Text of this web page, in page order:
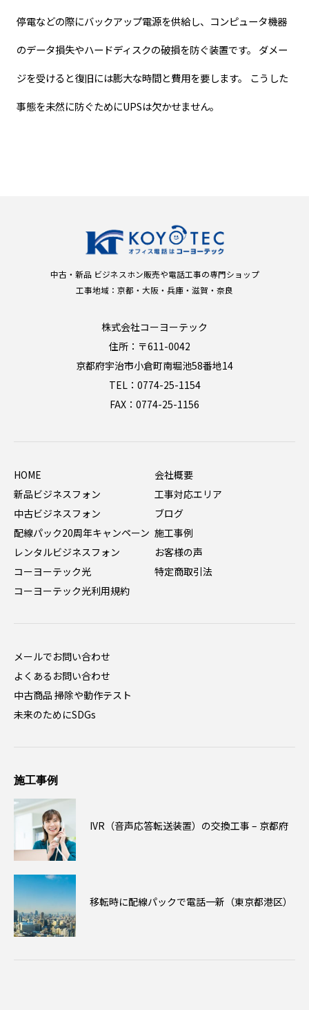
停電などの際にバックアップ電源を供給し、コンピュータ機器
のデータ損失やハードディスクの破損を防ぐ装置です。 ダメー
ジを受けると復旧には膨大な時間と費用を要します。 こうした
事態を未然に防ぐためにUPSは欠かせません。
中古・新品 ビジネスホン販売や電話工事の専門ショップ
工事地域：京都・大阪・兵庫・滋賀・奈良
株式会社コーヨーテック
住所：〒611-0042
京都府宇治市小倉町南堀池58番地14
TEL：0774-25-1154
FAX：0774-25-1156
HOME
新品ビジネスフォン
中古ビジネスフォン
配線パック20周年キャンペーン
レンタルビジネスフォン
コーヨーテック光
コーヨーテック光利用規約
会社概要
工事対応エリア
ブログ
施工事例
お客様の声
特定商取引法
メールでお問い合わせ
よくあるお問い合わせ
中古商品 掃除や動作テスト
未来のためにSDGs
施工事例
IVR（音声応答転送装置）の交換工事 – 京都府
移転時に配線パックで電話一新（東京都港区）